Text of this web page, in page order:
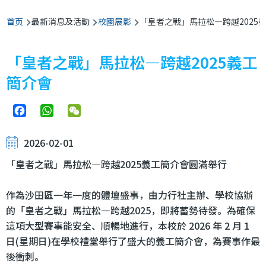
面
包
屑
首页 最新消息及活動 校園展影 「皇者之戰」馬拉松—跨越2025
「皇者之戰」馬拉松—跨越2025義工
簡介會
FacebookWhatsApp
2026-02-01
「皇者之戰」馬拉松—跨越2025義工簡介會圓滿舉行
作為沙田區一年一度的體壇盛事，由力行社主辦、學校協辦
的「皇者之戰」馬拉松—跨越2025，即將蓄勢待發。為確保
這項大型賽事能安全、順暢地進行，本校於 2026 年 2 月 1
日(星期日)在學校禮堂舉行了盛大的義工簡介會，為賽事作最
後衝刺。